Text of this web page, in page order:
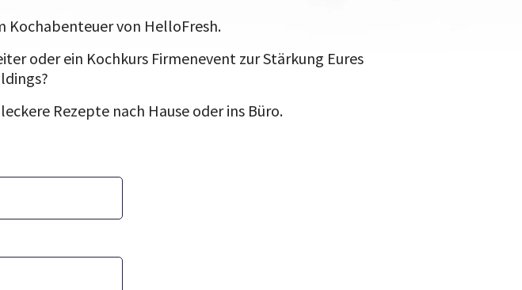
von HelloFresh.
oder ein Kochkurs Firmenevent zur Stärkung Eures
Rezepte nach Hause oder ins Büro.